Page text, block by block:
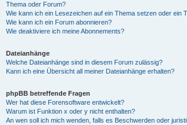
Thema oder Forum?
Wie kann ich ein Lesezeichen auf ein Thema setzen oder ein
Wie kann ich ein Forum abonnieren?
Wie deaktiviere ich meine Abonnements?
Dateianhänge
Welche Dateianhänge sind in diesem Forum zulässig?
Kann ich eine Übersicht all meiner Dateianhänge erhalten?
phpBB betreffende Fragen
Wer hat diese Forensoftware entwickelt?
Warum ist Funktion x oder y nicht enthalten?
An wen soll ich mich wenden, falls es Beschwerden oder